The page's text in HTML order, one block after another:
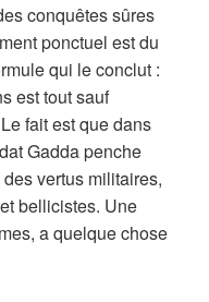
conquêtes sûres
ponctuel est du
qui le conclut :
est tout sauf
fait est que dans
Gadda penche
vertus militaires,
bellicistes. Une
a quelque chose